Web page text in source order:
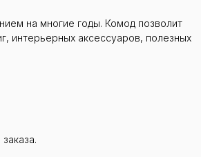
на многие годы. Комод позволит
интерьерных аксессуаров, полезных